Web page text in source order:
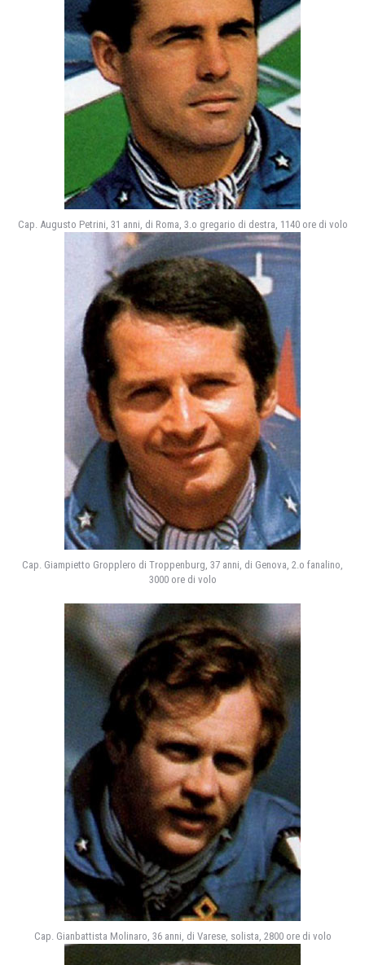
Cap. Augusto Petrini, 31 anni, di Roma, 3.o gregario di destra, 1140 ore di volo
Cap. Giampietto Gropplero di Troppenburg, 37 anni, di Genova, 2.o fanalino,
3000 ore di volo
Cap. Gianbattista Molinaro, 36 anni, di Varese, solista, 2800 ore di volo